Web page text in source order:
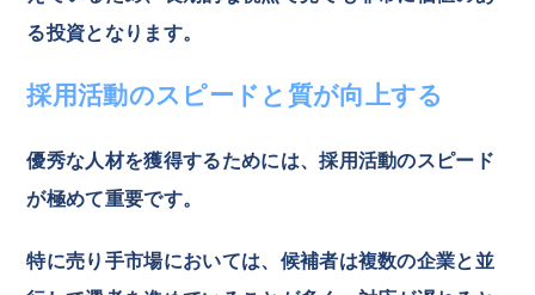
る投資となります。
採用活動のスピードと質が向上する
優秀な人材を獲得するためには、採用活動のスピード
が極めて重要です。
特に売り手市場においては、候補者は複数の企業と並